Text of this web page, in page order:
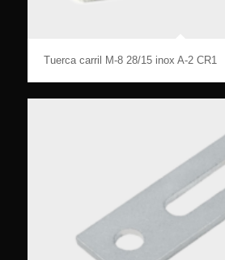
Tuerca carril M-8 28/15 inox A-2 CR1